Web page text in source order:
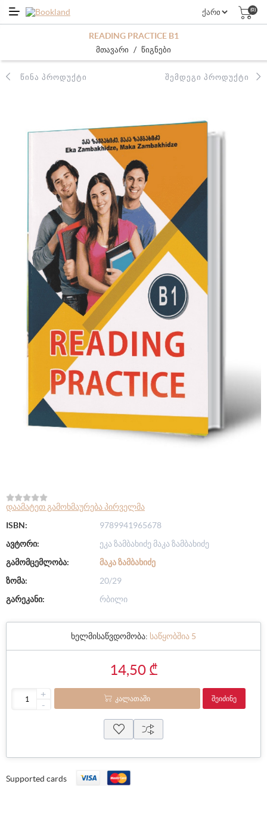
(0)
READING PRACTICE B1
მთავარი / წიგნები
ᲬᲘᲜᲐ ᲞᲠᲝᲓᲣᲥᲢᲘ ᲨᲔᲛᲓᲔᲒᲘ ᲞᲠᲝᲓᲣᲥᲢᲘ
დაამატეთ გამოხმაურება პირველმა
ISBN:
9789941965678
ავტორი:
ეკა ზამბახიძე მაკა ზამბახიძე
გამომცემლობა:
ᲛᲐᲙᲐ ᲖᲐᲛᲑᲐᲮᲘᲫᲔ
ზომა:
20/29
გარეკანი:
რბილი
ხელმისაწვდომობა: საწყობშია 5
14,50 ₾
+
-
ᲙᲐᲚᲐᲗᲐᲨᲘ ᲨᲔᲘᲫᲘᲜᲔ
Supported cards